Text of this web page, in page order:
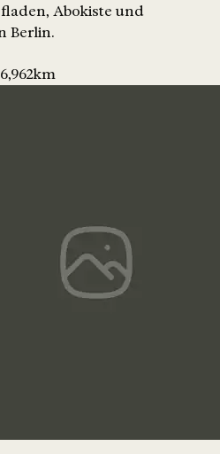
Abokiste und
Berlin.
6,962km